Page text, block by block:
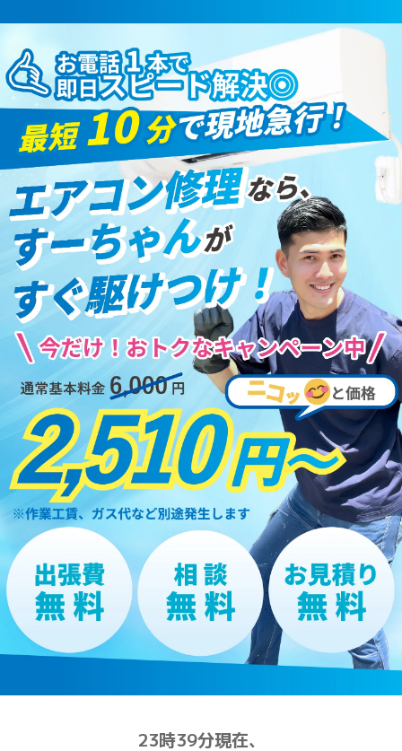
23時39分現在、